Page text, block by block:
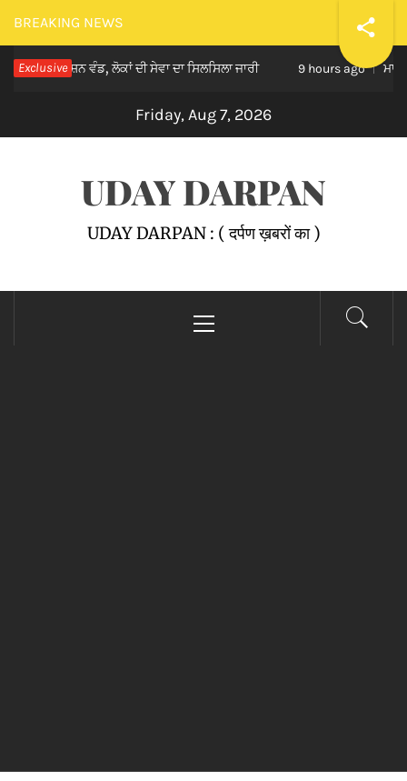
Skip
to
content
BREAKING NEWS
Exclusive
ਵੰਡ, ਲੋਕਾਂ ਦੀ ਸੇਵਾ ਦਾ ਸਿਲਸਿਲਾ ਜਾਰੀ 9 hours ago ਮਾਨ
Friday, Aug 7, 2026
UDAY DARPAN
UDAY DARPAN : ( दर्पण ख़बरों का )
Menu